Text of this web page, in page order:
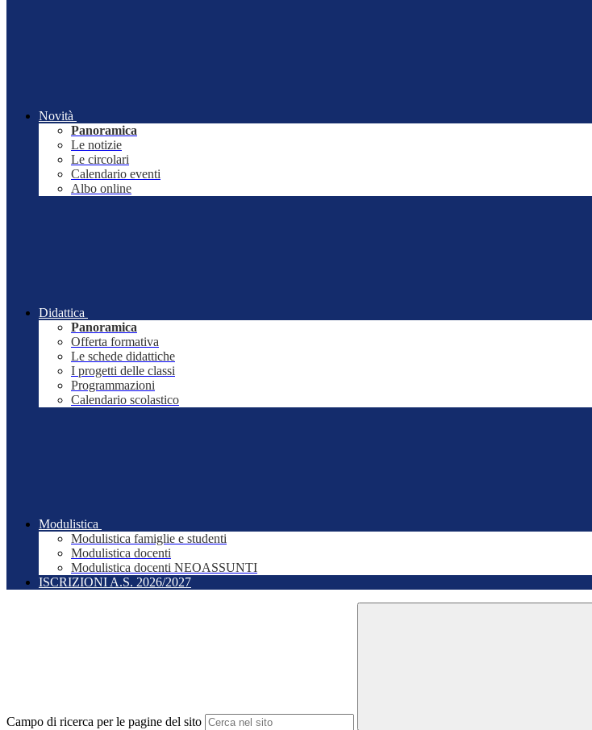
Novità
Panoramica
Le notizie
Le circolari
Calendario eventi
Albo online
Didattica
Panoramica
Offerta formativa
Le schede didattiche
I progetti delle classi
Programmazioni
Calendario scolastico
Modulistica
Modulistica famiglie e studenti
Modulistica docenti
Modulistica docenti NEOASSUNTI
ISCRIZIONI A.S. 2026/2027
Campo di ricerca per le pagine del sito